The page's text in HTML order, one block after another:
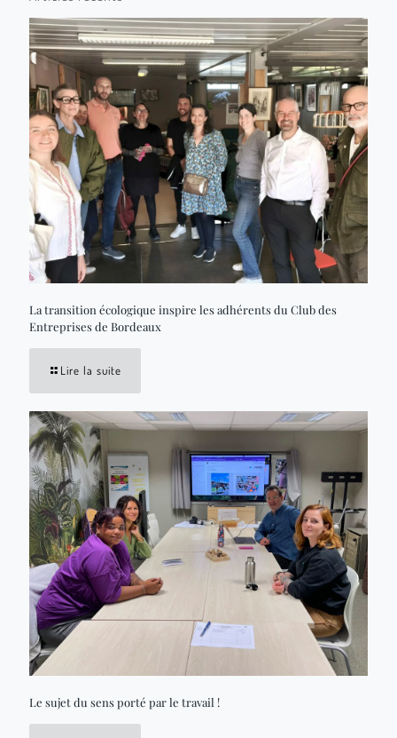
La transition écologique inspire les adhérents du Club des
Entreprises de Bordeaux
Lire la suite
Le sujet du sens porté par le travail !